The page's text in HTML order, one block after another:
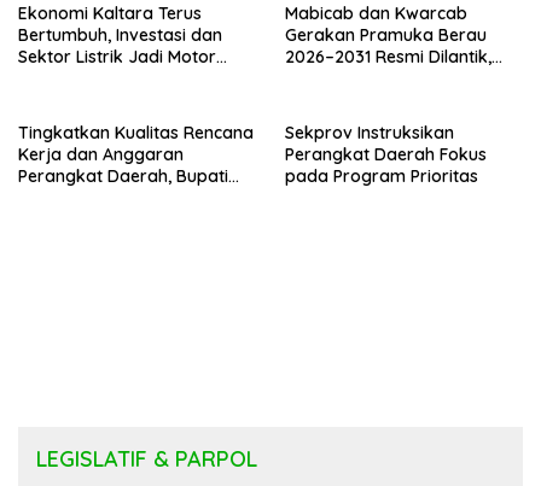
Ekonomi Kaltara Terus
Bertumbuh, Investasi dan
Sektor Listrik Jadi Motor
Mabicab dan Kwarcab
Gerakan Pramuka Berau
2026–2031 Resmi Dilantik,
Tingkatkan Kualitas Rencana
Kerja dan Anggaran
Perangkat Daerah, Bupati
Sekprov Instruksikan
Perangkat Daerah Fokus
pada Program Prioritas
LEGISLATIF & PARPOL